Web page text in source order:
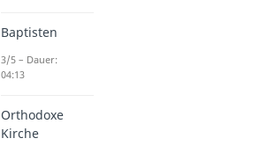
Baptisten
3/5 – Dauer:
04:13
Orthodoxe
Kirche